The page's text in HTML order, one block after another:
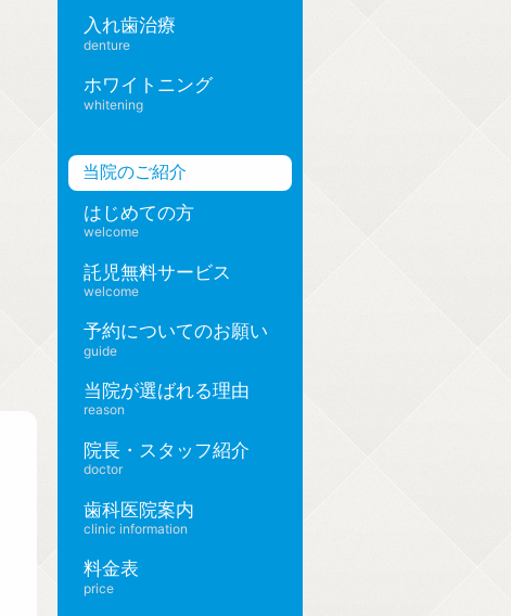
入れ歯治療
denture
ホワイトニング
whitening
当院のご紹介
はじめての方
welcome
託児無料サービス
welcome
予約についてのお願い
guide
当院が選ばれる理由
reason
院長・スタッフ紹介
doctor
歯科医院案内
clinic information
料金表
price